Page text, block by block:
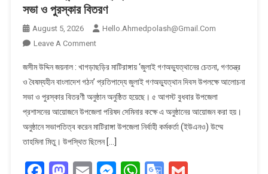
সভা ও পুরস্কার বিতরণ
August 5, 2026
Hello.ahmedpolash@gmail.com
Leave A CommentOn
জুলাই
গণঅভ্যুত্থান
দিবস
উপলক্ষে
আলোচনা
সভা
পুরস্কার
জসীম উদ্দিন জয়নাল : খাগড়াছড়ির মাটিরাঙ্গায় ‘জুলাই গণঅভ্যুত্থানের চেতনা, গণতন্ত্র
ও বৈষম্যহীন বাংলাদেশ গঠন’ প্রতিপাদ্যে জুলাই গণঅভ্যুত্থান দিবস উপলক্ষে আলোচনা
সভা ও পুরস্কার বিতরণী অনুষ্ঠান অনুষ্ঠিত হয়েছে। ৫ আগস্ট বুধবার উপজেলা
প্রশাসনের আয়োজনে উপজেলা পরিষদ সেমিনার কক্ষে এ অনুষ্ঠানের আয়োজন করা হয়।
অনুষ্ঠানে সভাপতিত্ব করেন মাটিরাঙ্গা উপজেলা নির্বাহী কর্মকর্তা (ইউএনও) উম্মে
তাহমিনা মিতু। উপস্থিত ছিলেন […]